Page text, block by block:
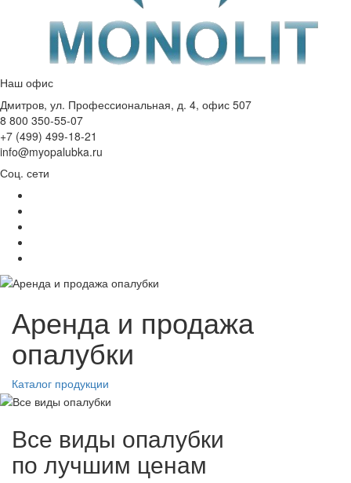
Наш офис
Дмитров, ул. Профессиональная, д. 4, офис 507
8 800 350-55-07
+7 (499) 499-18-21
info@myopalubka.ru
Соц. сети
Аренда и продажа
опалубки
Каталог продукции
Все виды опалубки
по лучшим ценам